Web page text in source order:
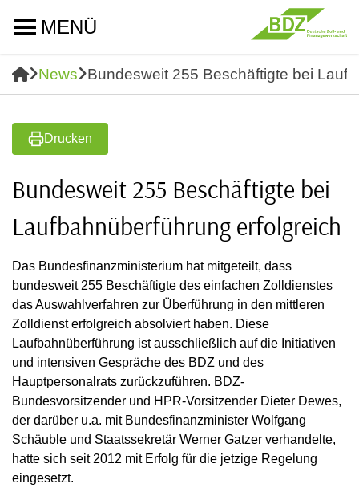
MENÜ
News Bundesweit 255 Beschäftigte bei
Drucken
Bundesweit 255 Beschäftigte bei
Laufbahnüberführung erfolgreich
Das Bundesfinanzministerium hat mitgeteilt, dass
bundesweit 255 Beschäftigte des einfachen Zolldienstes
das Auswahlverfahren zur Überführung in den mittleren
Zolldienst erfolgreich absolviert haben. Diese
Laufbahnüberführung ist ausschließlich auf die Initiativen
und intensiven Gespräche des BDZ und des
Hauptpersonalrats zurückzuführen. BDZ-
Bundesvorsitzender und HPR-Vorsitzender Dieter Dewes,
der darüber u.a. mit Bundesfinanzminister Wolfgang
Schäuble und Staatssekretär Werner Gatzer verhandelte,
hatte sich seit 2012 mit Erfolg für die jetzige Regelung
eingesetzt.